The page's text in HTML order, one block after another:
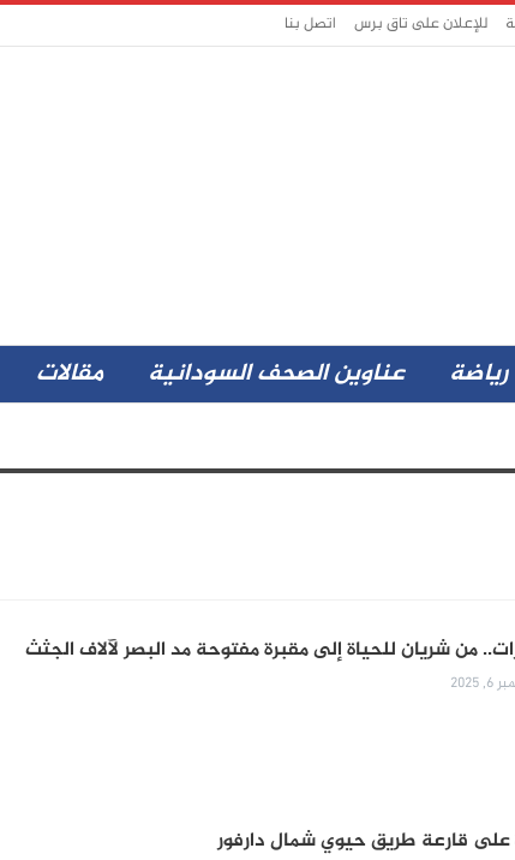
للإعلان على تاق برس اتصل بنا
رياضة عناوين الصحف السودانية مقالات
من شريان للحياة إلى مقبرة مفتوحة مد البصر لآلاف الجثث
2025
على قارعة طريق حيوي شمال دارفور